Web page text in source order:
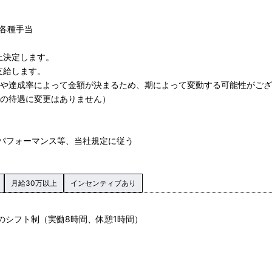
種手当
定します。
します。
達成率によって金額が決まるため、期によって変動する可能性がござ
待遇に変更はありません）
フォーマンス等、当社規定に従う
月給30万以上 インセンティブあり
フト制（実働8時間、休憩1時間）